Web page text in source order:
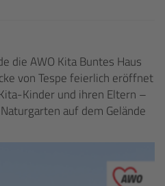
die AWO Kita Buntes Haus
von Tespe feierlich eröffnet
Kinder und ihren Eltern –
auf dem Gelände